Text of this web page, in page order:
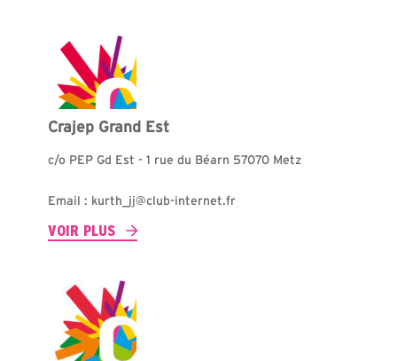
Crajep Grand Est
c/o PEP Gd Est - 1 rue du Béarn 57070 Metz
Email : kurth_jj@club-internet.fr
VOIR PLUS